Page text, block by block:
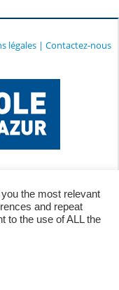
légales| Contactez-nous
the most relevant
and repeat
to the use of ALL the